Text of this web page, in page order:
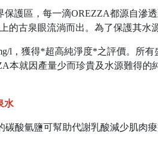
護區，每一滴OREZZA都源自滲
古泉眼流淌而出。為了保護其水
l，獲得*超高純淨度*之評價。所
本就因產量少而珍貴及水源難得
水
酸氫鹽可幫助代謝乳酸減少肌肉